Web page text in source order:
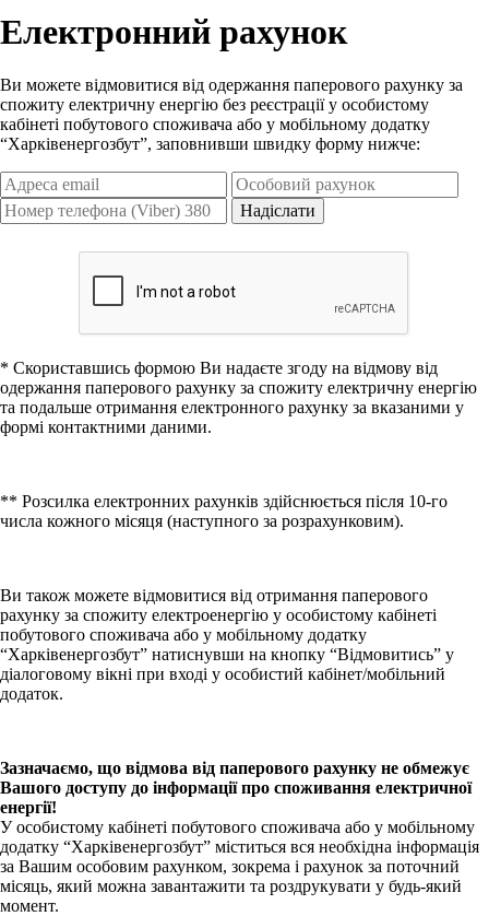
Електронний рахунок
Ви можете відмовитися від одержання паперового рахунку за
спожиту електричну енергію без реєстрації у особистому
кабінеті побутового споживача або у мобільному додатку
“Харківенергозбут”, заповнивши швидку форму нижче:
Надіслати
* Скориставшись формою Ви надаєте згоду на відмову від
одержання паперового рахунку за спожиту електричну енергію
та подальше отримання електронного рахунку за вказаними у
формі контактними даними.
** Розсилка електронних рахунків здійснюється після 10-го
числа кожного місяця (наступного за розрахунковим).
Ви також можете відмовитися від отримання паперового
рахунку за спожиту електроенергію у особистому кабінеті
побутового споживача або у мобільному додатку
“Харківенергозбут” натиснувши на кнопку “Відмовитись” у
діалоговому вікні при вході у особистий кабінет/мобільний
додаток.
Зазначаємо, що відмова від паперового рахунку не обмежує
Вашого доступу до інформації про споживання електричної
енергії!
У особистому кабінеті побутового споживача або у мобільному
додатку “Харківенергозбут” міститься вся необхідна інформація
за Вашим особовим рахунком, зокрема і рахунок за поточний
місяць, який можна завантажити та роздрукувати у будь-який
момент.